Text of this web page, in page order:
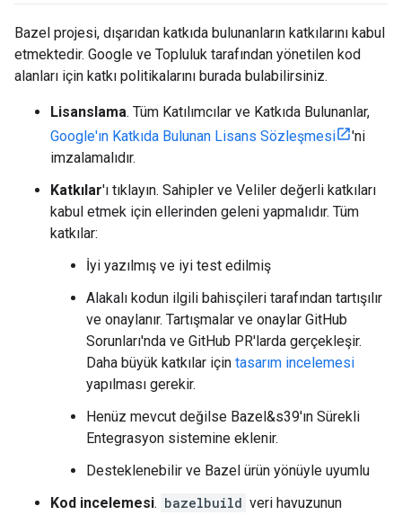
Bazel projesi, dışarıdan katkıda bulunanların katkılarını kabul
etmektedir. Google ve Topluluk tarafından yönetilen kod
alanları için katkı politikalarını burada bulabilirsiniz.
Lisanslama. Tüm Katılımcılar ve Katkıda Bulunanlar,
Google'ın Katkıda Bulunan Lisans Sözleşmesi
'ni
imzalamalıdır.
Katkılar'ı tıklayın. Sahipler ve Veliler değerli katkıları
kabul etmek için ellerinden geleni yapmalıdır. Tüm
katkılar:
İyi yazılmış ve iyi test edilmiş
Alakalı kodun ilgili bahisçileri tarafından tartışılır
ve onaylanır. Tartışmalar ve onaylar GitHub
Sorunları'nda ve GitHub PR'larda gerçekleşir.
Daha büyük katkılar için tasarım incelemesi
yapılması gerekir.
Henüz mevcut değilse Bazel&s39'ın Sürekli
Entegrasyon sistemine eklenir.
Desteklenebilir ve Bazel ürün yönüyle uyumlu
Kod incelemesi. bazelbuild veri havuzunun